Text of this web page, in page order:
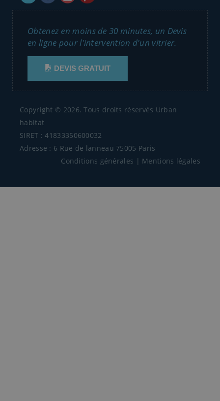
Obtenez en moins de 30 minutes, un Devis
en ligne pour l'intervention d'un vitrier.
DEVIS GRATUIT
Copyright © 2026. Tous droits réservés Urban
habitat
SIRET : 41833350600032
Adresse : 6 Rue de lanneau 75005 Paris
Conditions générales | Mentions légales